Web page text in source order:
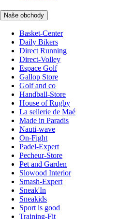
Naše obchody
Basket-Center
Daily Bikers
Direct Running
Direct-Volley
Espace Golf
Gallop Store
Golf and co
Handball-Store
House of Rugby
La sellerie de Maé
Made in Paradis
Nauti-wave
On-Fight
Padel-Expert
Pecheur-Store
Pet and Garden
Slowood Interior
Smash-Expert
Sneak'In
Sneakids
Sport is good
Training-Fit